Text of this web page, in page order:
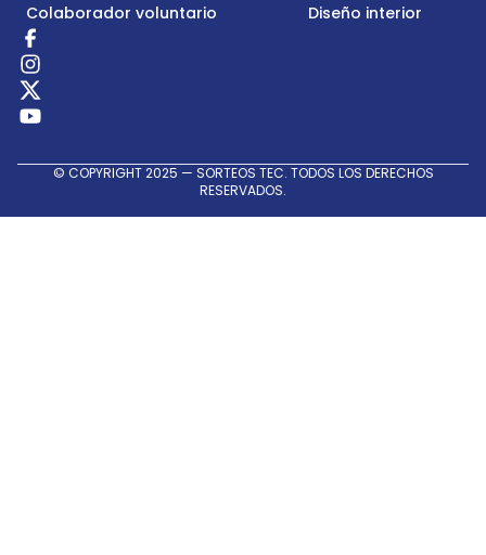
Colaborador voluntario
Diseño interior
Redes
Sociales
© COPYRIGHT 2025 — SORTEOS TEC. TODOS LOS DERECHOS
RESERVADOS.